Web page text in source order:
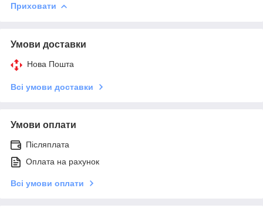
Приховати
Умови доставки
Нова Пошта
Всі умови доставки
Умови оплати
Післяплата
Оплата на рахунок
Всі умови оплати